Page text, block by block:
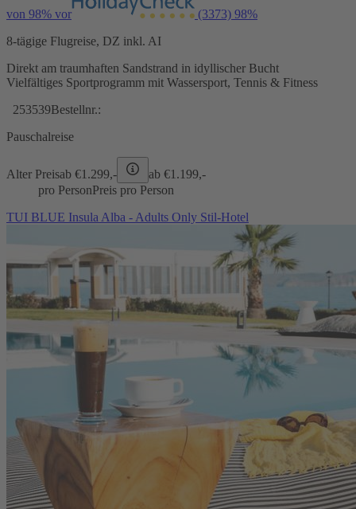
von 98% vor (3373) 98%
8-tägige Flugreise, DZ inkl. AI
Direkt am traumhaften Sandstrand in idyllischer Bucht
Vielfältiges Sportprogramm mit Wassersport, Tennis & Fitness
253539Bestellnr.:
Pauschalreise
Alter Preisab €1.299,- ab €1.199,-
pro PersonPreis pro Person
TUI BLUE Insula Alba - Adults Only Stil-Hotel